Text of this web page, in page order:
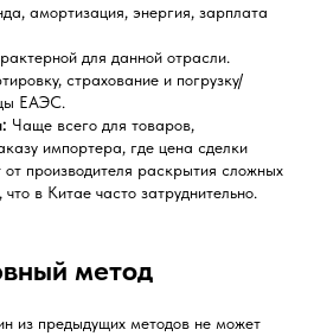
амортизация, энергия, зарплата
для данной отрасли.
страхование и погрузку/
ЕАЭС.
Чаще всего для товаров,
импортера, где цена сделки
от производителя раскрытия сложных
в Китае часто затруднительно.
метод
из предыдущих методов не может